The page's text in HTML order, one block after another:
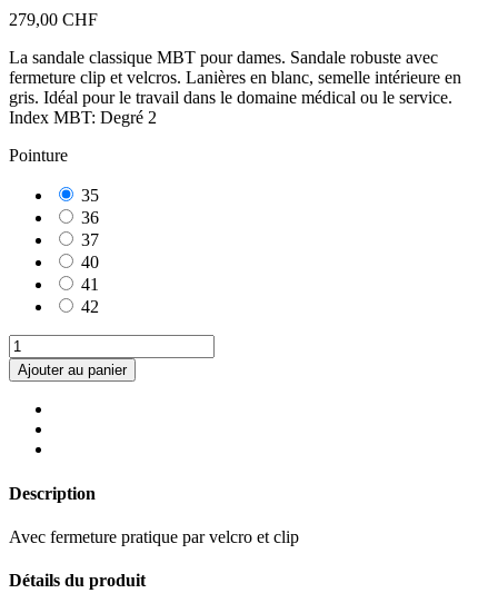
279,00 CHF
La sandale classique MBT pour dames. Sandale robuste avec
fermeture clip et velcros. Lanières en blanc, semelle intérieure en
gris. Idéal pour le travail dans le domaine médical ou le service.
Index MBT: Degré 2
Pointure
35
36
37
40
41
42
Ajouter au panier
Description
Avec fermeture pratique par velcro et clip
Détails du produit